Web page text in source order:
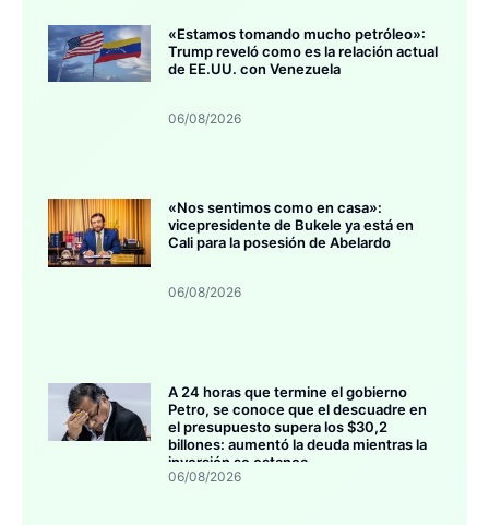
«Estamos tomando mucho petróleo»:
Trump reveló como es la relación actual
de EE.UU. con Venezuela
06/08/2026
«Nos sentimos como en casa»:
vicepresidente de Bukele ya está en
Cali para la posesión de Abelardo
06/08/2026
A 24 horas que termine el gobierno
Petro, se conoce que el descuadre en
el presupuesto supera los $30,2
billones: aumentó la deuda mientras la
inversión se estanca
06/08/2026